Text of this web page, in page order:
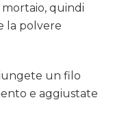
quindi
la polvere
un filo
e aggiustate